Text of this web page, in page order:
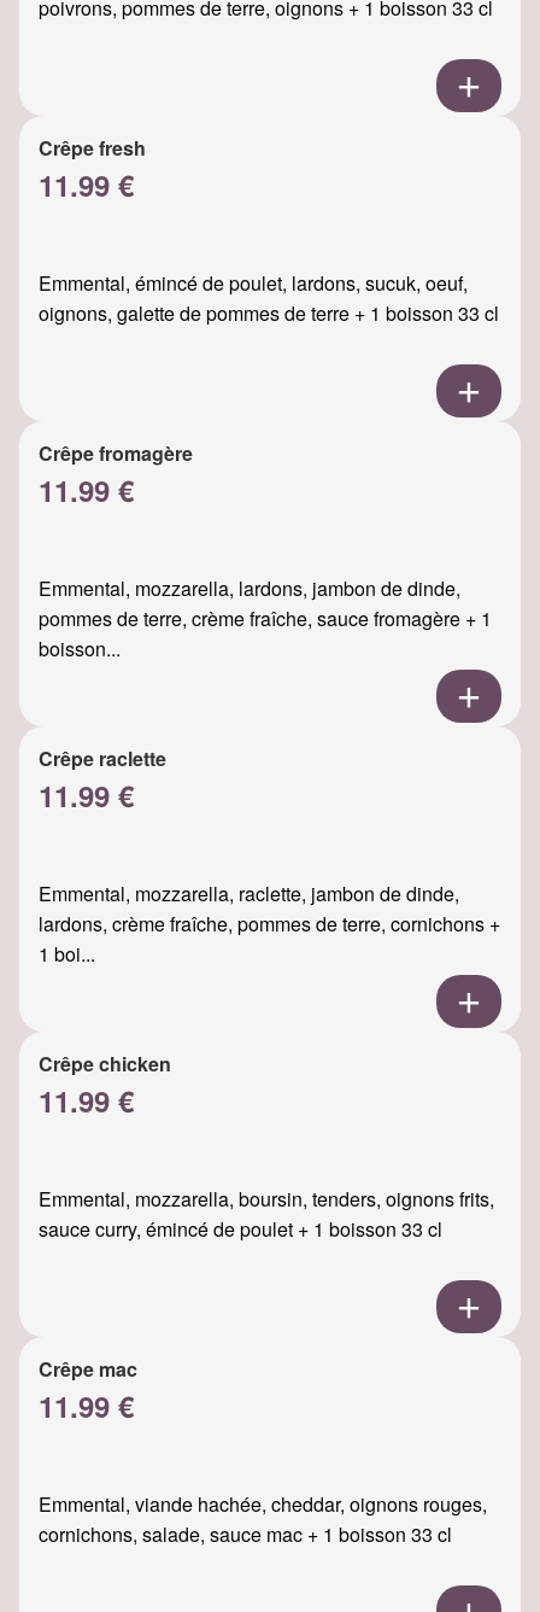
poivrons, pommes de terre, oignons + 1 boisson 33 cl
Crêpe fresh
11.99 €
Emmental, émincé de poulet, lardons, sucuk, oeuf,
oignons, galette de pommes de terre + 1 boisson 33 cl
Crêpe fromagère
11.99 €
Emmental, mozzarella, lardons, jambon de dinde,
pommes de terre, crème fraîche, sauce fromagère + 1
boisson...
Crêpe raclette
11.99 €
Emmental, mozzarella, raclette, jambon de dinde,
lardons, crème fraîche, pommes de terre, cornichons +
1 boi...
Crêpe chicken
11.99 €
Emmental, mozzarella, boursin, tenders, oignons frits,
sauce curry, émincé de poulet + 1 boisson 33 cl
Crêpe mac
11.99 €
Emmental, viande hachée, cheddar, oignons rouges,
cornichons, salade, sauce mac + 1 boisson 33 cl